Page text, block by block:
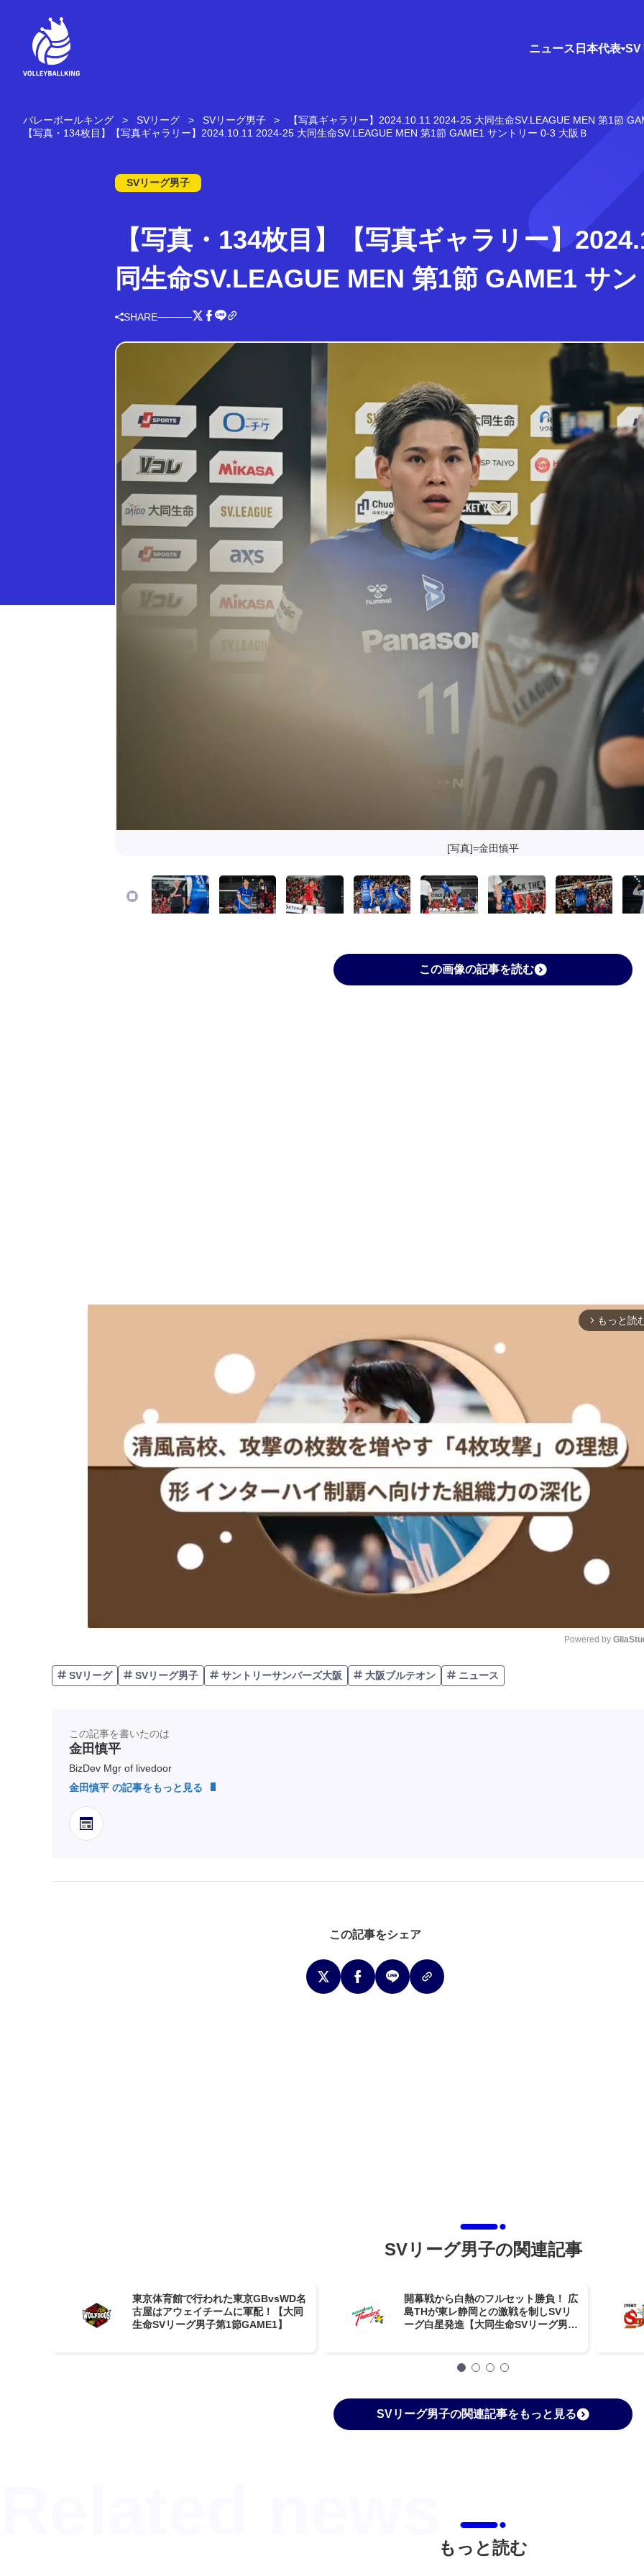
ニュース 日本代表 SV
バレーボールキング SVリーグ SVリーグ男子
【写真ギャラリー】2024.10.11 2024-25 大同生命SV.LEAGUE MEN 第1節
【写真・134枚目】【写真ギャラリー】2024.10.11 2024-25 大同生命SV.LEAGUE MEN 第1節 GAME1 サントリー 0-3 大阪Ｂ
SVリーグ男子
【写真・134枚目】【写真ギャラリー】
同生命SV.LEAGUE MEN 第1節 GAME1 サ
SHARE
[写真]=金田慎平
この画像の記事を読む
arrow_forward_ios もっと読
Powered by
SVリーグ SVリーグ男子 サントリーサンバーズ大阪 大阪ブルテオン ニュース
この記事を書いたのは
金田慎平
BizDev Mgr of livedoor
金田慎平 の記事をもっと見る
この記事をシェア
SVリーグ男子の関連記事
東京体育館で行われた東京GBvsWD名
古屋はアウェイチームに軍配！【大同
生命SVリーグ男子第1節GAME1】
開幕戦から白熱のフルセット勝負！ 広
島THが東レ静岡との激戦を制しSVリ
ーグ白星発進【大同生命SVリーグ男子
SVリーグ男子の関連記事をもっと見る
もっと読む